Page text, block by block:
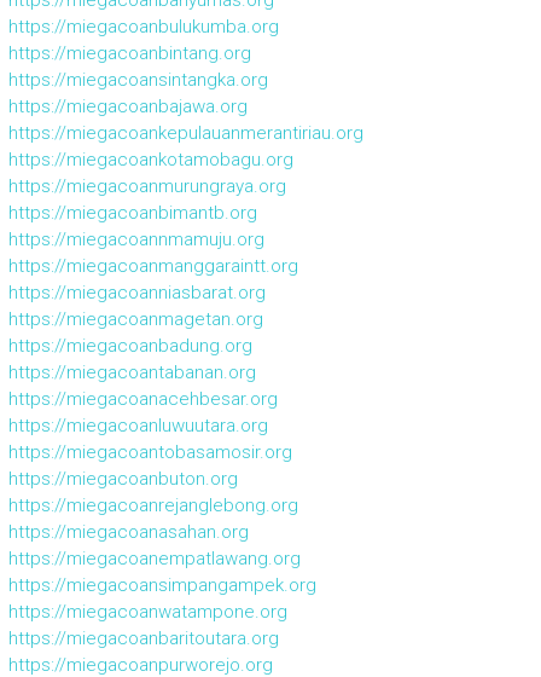
https://miegacoanbulukumba.org
https://miegacoanbintang.org
https://miegacoansintangka.org
https://miegacoanbajawa.org
https://miegacoankepulauanmerantiriau.org
https://miegacoankotamobagu.org
https://miegacoanmurungraya.org
https://miegacoanbimantb.org
https://miegacoannmamuju.org
https://miegacoanmanggaraintt.org
https://miegacoanniasbarat.org
https://miegacoanmagetan.org
https://miegacoanbadung.org
https://miegacoantabanan.org
https://miegacoanacehbesar.org
https://miegacoanluwuutara.org
https://miegacoantobasamosir.org
https://miegacoanbuton.org
https://miegacoanrejanglebong.org
https://miegacoanasahan.org
https://miegacoanempatlawang.org
https://miegacoansimpangampek.org
https://miegacoanwatampone.org
https://miegacoanbaritoutara.org
https://miegacoanpurworejo.org